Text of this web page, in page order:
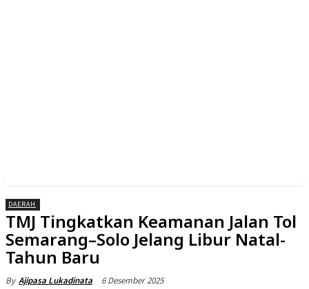
DAERAH
TMJ Tingkatkan Keamanan Jalan Tol
Semarang–Solo Jelang Libur Natal-
Tahun Baru
By Ajipasa Lukadinata 6 Desember 2025